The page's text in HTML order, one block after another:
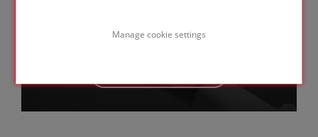
Manage cookie settings